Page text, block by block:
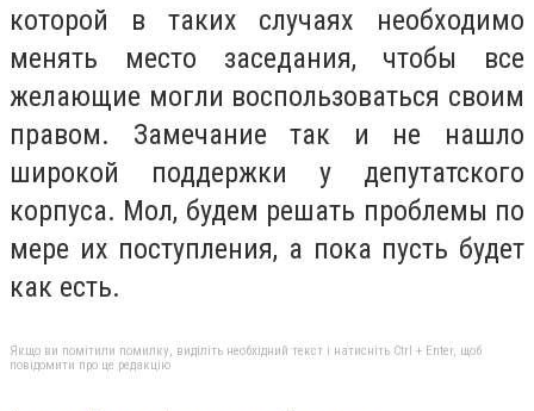
которой в таких случаях необходимо
менять место заседания, чтобы все
желающие могли воспользоваться своим
правом. Замечание так и не нашло
широкой поддержки у депутатского
корпуса. Мол, будем решать проблемы по
мере их поступления, а пока пусть будет
как есть.
Якщо ви помітили помилку, виділіть необхідний текст і натисніть Ctrl + Enter, щоб
повідомити про це редакцію